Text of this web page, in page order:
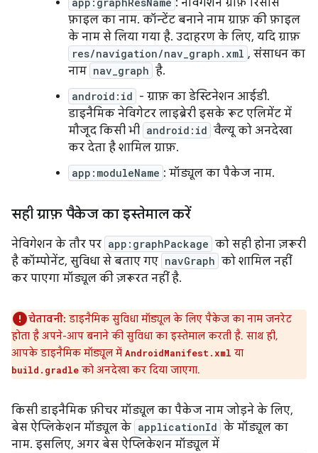
: नेविगेशन ग्राफ़ रिसॉर्स
फ़ाइल का नाम. कॉन्टेंट बनाने नाम ग्राफ़ की फ़ाइल
के नाम से लिया गया है. उदाहरण के लिए, यदि ग्राफ़
res/navigation/nav_graph.xml , संसाधन का
नाम nav_graph है.
android:id - ग्राफ़ का डेस्टिनेशन आईडी.
डाइनैमिक नेविगेटर लाइब्रेरी इसके रूट एलिमेंट में
मौजूद किसी भी android:id वैल्यू को अनदेखा
कर देता है शामिल ग्राफ़.
app:moduleName : मॉड्यूल का पैकेज नाम.
सही ग्राफ़ पैकेज का इस्तेमाल करें
नेविगेशन के तौर पर app:graphPackage को सही होना ज़रूरी
है कॉम्पोनेंट, सुविधा से बताए गए navGraph को शामिल नहीं
कर पाएगा मॉड्यूल की ज़रूरत नहीं है.
चेतावनी: डाइनैमिक सुविधा मॉड्यूल के लिए पैकेज का नाम जनरेट
होता है अपने-आप बनाने की सुविधा का इस्तेमाल करती है. साथ ही,
आपके डाइनैमिक मॉड्यूल में AndroidManifest.xml या
build.gradle को अनदेखा कर दिया जाएगा.
किसी डाइनैमिक फ़ीचर मॉड्यूल का पैकेज नाम जोड़ने के लिए,
बेस ऐप्लिकेशन मॉड्यूल के applicationId के मॉड्यूल का
नाम. इसलिए, अगर बेस ऐप्लिकेशन मॉड्यूल में